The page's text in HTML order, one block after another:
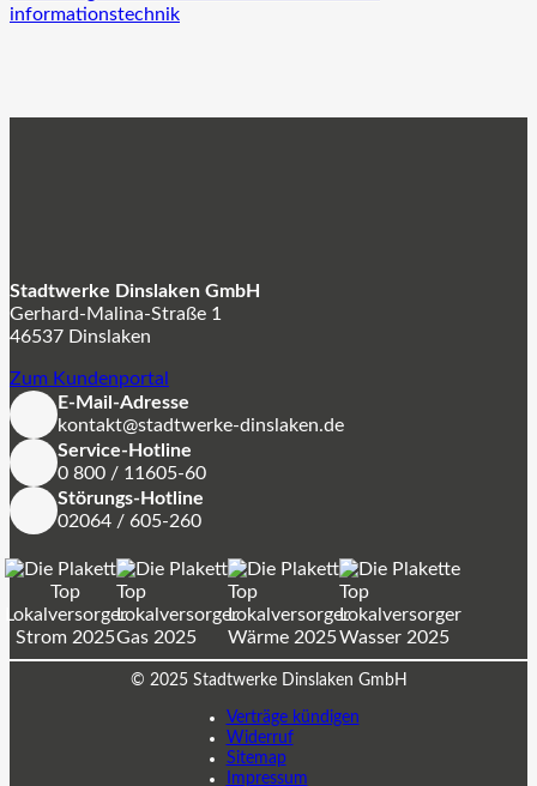
informationstechnik
Stadtwerke Dinslaken GmbH
Gerhard-Malina-Straße 1
46537 Dinslaken
Zum Kundenportal
E-Mail-Adresse
kontakt@stadtwerke-dinslaken.de
Service-Hotline
0 800 / 11605-60
Störungs-Hotline
02064 / 605-260
© 2025 Stadtwerke Dinslaken GmbH
Verträge kündigen
Widerruf
Sitemap
Impressum